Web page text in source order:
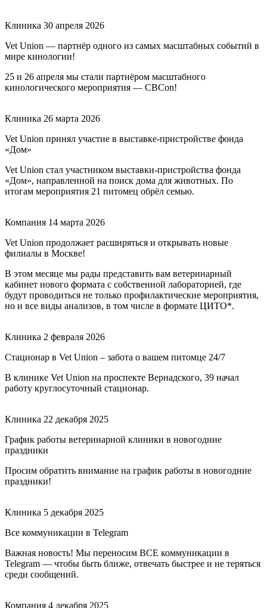
Клиника 30 апреля 2026
Vet Union — партнёр одного из самых масштабных событий в
мире кинологии!
25 и 26 апреля мы стали партнёром масштабного
кинологического мероприятия — CBCon!
Клиника 26 марта 2026
Vet Union принял участие в выставке-пристройстве фонда
«Дом»
Vet Union стал участником выставки-пристройства фонда
«Дом», направленной на поиск дома для животных. По
итогам мероприятия 21 питомец обрёл семью.
Компания 14 марта 2026
Vet Union продолжает расширяться и открывать новые
филиалы в Москве!
В этом месяце мы рады представить вам ветеринарный
кабинет нового формата с собственной лабораторией, где
будут проводиться не только профилактические мероприятия,
но и все виды анализов, в том числе в формате ЦИТО*.
Клиника 2 февраля 2026
Стационар в Vet Union – забота о вашем питомце 24/7
В клинике Vet Union на проспекте Вернадского, 39 начал
работу круглосуточный стационар.
Клиника 22 декабря 2025
График работы ветеринарной клиники в новогодние
праздники
Просим обратить внимание на график работы в новогодние
праздники!
Клиника 5 декабря 2025
Все коммуникации в Telegram
Важная новость! Мы переносим ВСЕ коммуникации в
Telegram — чтобы быть ближе, отвечать быстрее и не теряться
среди сообщений.
Компания 4 декабря 2025